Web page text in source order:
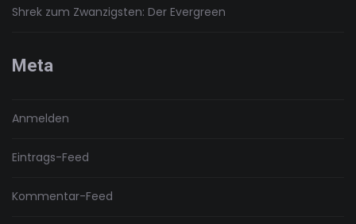
Shrek zum Zwanzigsten: Der Evergreen
Meta
Anmelden
Eintrags-Feed
Kommentar-Feed